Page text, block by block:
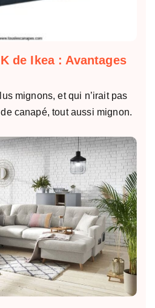
de Ikea : Avantages
mignons, et qui n’irait pas
canapé, tout aussi mignon.